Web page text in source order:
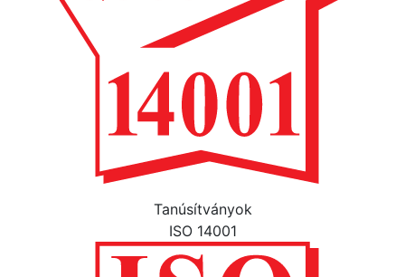
Tanúsítványok
ISO 14001